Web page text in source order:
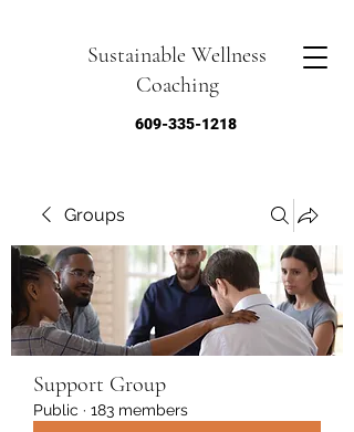
Sustainable Wellness
Coaching
609-335-1218
Groups
Support Group
Public · 183 members